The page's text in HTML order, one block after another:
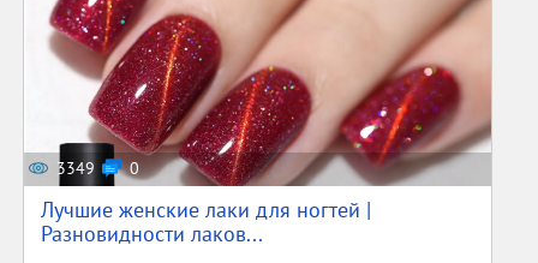
3349 0
Лучшие женские лаки для ногтей |
Разновидности лаков...